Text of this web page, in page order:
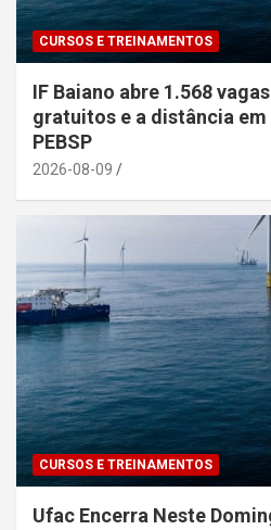
CURSOS E TREINAMENTOS
IF Baiano abre 1.568
gratuitos e a distância
PEBSP
2026-08-09
CURSOS E TREINAMENTOS
Ufac Encerra Neste